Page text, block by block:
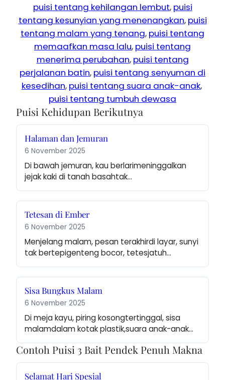
puisi tentang kehilangan lembut, puisi
tentang kesunyian yang menenangkan, puisi
tentang malam yang tenang, puisi tentang
memaafkan masa lalu, puisi tentang
menerima perubahan, puisi tentang
perjalanan batin, puisi tentang senyuman di
kesedihan, puisi tentang suara anak-anak,
puisi tentang tumbuh dewasa
Puisi Kehidupan Berikutnya
Halaman dan Jemuran
6 November 2025
Di bawah jemuran, kau berlarimeninggalkan
jejak kaki di tanah basahtak…
Tetesan di Ember
6 November 2025
Menjelang malam, pesan terakhirdi layar, sunyi
tak bertepigenteng bocor, tetesjatuh…
Sisa Bungkus Malam
6 November 2025
Di meja kayu, piring kosongtertinggal, sisa
malamdalam kotak plastik,suara anak-anak…
Contoh Puisi 3 Bait Pendek Penuh Makna
Selamat Hari Spesial